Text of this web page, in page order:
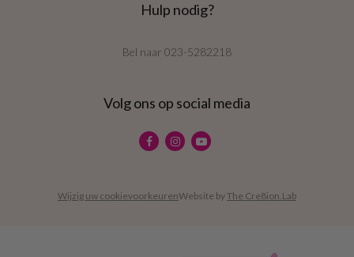
Hulp nodig?
Bel naar 023-5282218
Volg ons op social media
Wijzig uw cookievoorkeurenWebsite byThe Cre8ion.Lab